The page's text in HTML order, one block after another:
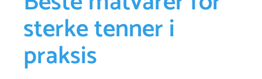
sterke tenner i
praksis